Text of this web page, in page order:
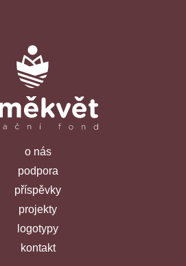
o nás
podpora
příspěvky
projekty
logotypy
kontakt